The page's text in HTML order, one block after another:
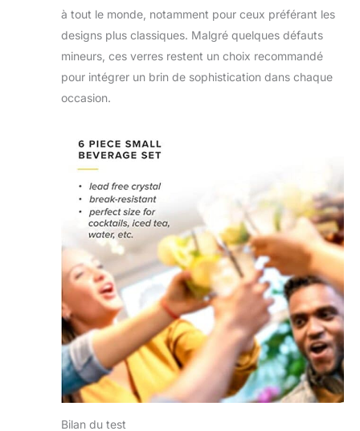
à tout le monde, notamment pour ceux préférant les
designs plus classiques. Malgré quelques défauts
mineurs, ces verres restent un choix recommandé
pour intégrer un brin de sophistication dans chaque
occasion.
Bilan du test